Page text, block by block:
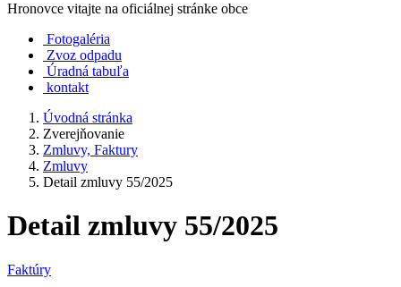
Hronovce vitajte na oficiálnej stránke obce
Fotogaléria
Zvoz odpadu
Úradná tabuľa
kontakt
Úvodná stránka
Zverejňovanie
Zmluvy, Faktury
Zmluvy
Detail zmluvy 55/2025
Detail zmluvy 55/2025
Faktúry